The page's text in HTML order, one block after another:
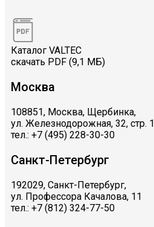
Каталог VALTEC
скачать PDF (9,1 МБ)
Москва
108851, Москва, Щербинка,
ул. Железнодорожная, 32, стр. 1
тел.: +7 (495) 228-30-30
Санкт-Петербург
192029, Санкт-Петербург,
ул. Профессора Качалова, 11
тел.: +7 (812) 324-77-50